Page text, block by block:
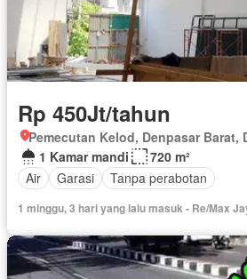
Rp 450Jt/tahun
Pemecutan Kelod, Denpasar Barat,
1 Kamar mandi
720 m²
Air
Garasi Tanpa perabotan
1 minggu, 3 hari yang lalu masuk - Re/Max